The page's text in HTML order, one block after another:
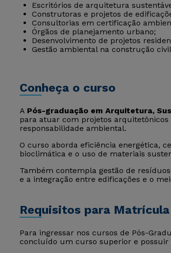
Escritórios de arquitetura
Construtoras e projetos de
Consultorias em certificação
Órgãos de planejamento urbano;
Desenvolvimento de projetos
Gestão ambiental na construção
Conheça o curso
A Pós-graduação em Arquitetura,
para atuar com projetos arquitetônicos
responsabilidade ambiental.
O curso aborda eficiência energética,
bioclimática e o uso de materiais
Também contempla gestão de
e a integração entre edificações e o
Requisitos para Matrícula
Para ingressar nos cursos de Pós-
concluído um curso superior e possuir